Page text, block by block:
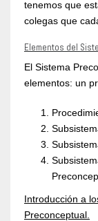
tenemos que
colegas que
Elementos del
El Sistema
elementos: un
Introducción a
Preconceptual.